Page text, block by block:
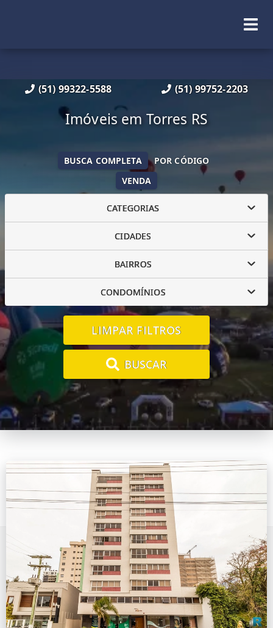
(51) 99322-5588 (51) 99752-2203
Imóveis em Torres RS
VENDA
BUSCA COMPLETA POR CÓDIGO
CATEGORIAS
CIDADES
BAIRROS
CONDOMÍNIOS
LIMPAR FILTROS
BUSCAR